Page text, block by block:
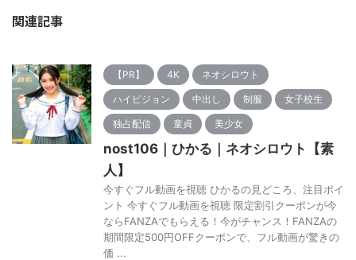
関連記事
【PR】 4K ネオシロウト
ハイビジョン 中出し 制服 女子校生
独占配信 童貞 美少女
nost106｜ひかる｜ネオシロウト【素
人】
今すぐフル動画を視聴 ひかるの見どころ、注目ポイ
ント 今すぐフル動画を視聴 限定割引クーポンが今
ならFANZAでもらえる！今がチャンス！FANZAの
期間限定500円OFFクーポンで、フル動画が驚きの
価 ...